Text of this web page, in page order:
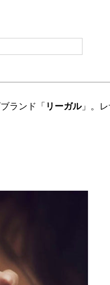
ランド「 リーガル」。